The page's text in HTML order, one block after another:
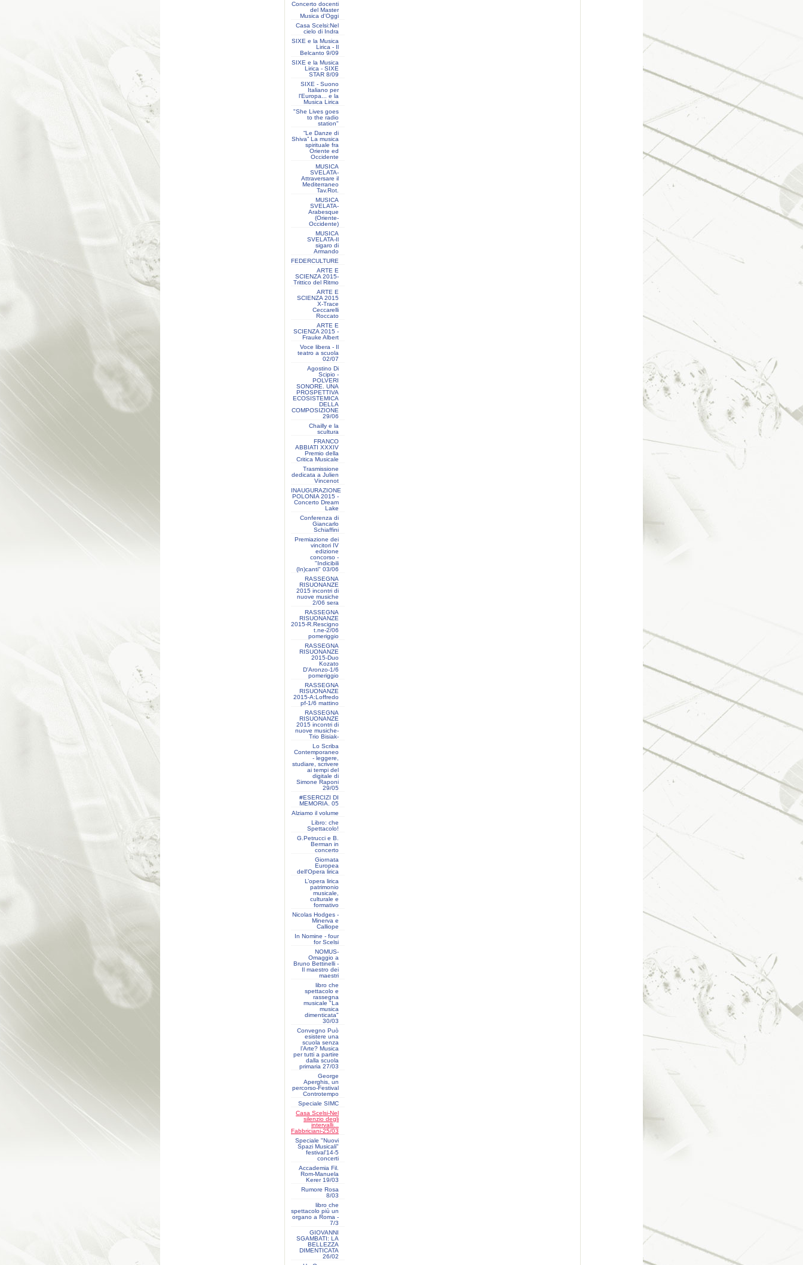
Concerto docenti
del Master
Musica d'Oggi
Casa Scelsi:Nel
cielo di Indra
SIXE e la Musica
Lirica - Il
Belcanto 9/09
SIXE e la Musica
Lirica - SIXE
STAR 8/09
SIXE - Suono
Italiano per
l'Europa... e la
Musica Lirica
"She Lives goes
to the radio
station"
“Le Danze di
Shiva” La musica
spirituale fra
Oriente ed
Occidente
MUSICA
SVELATA-
Attraversare il
Mediterraneo
Tav.Rot.
MUSICA
SVELATA-
Arabesque
(Oriente-
Occidente)
MUSICA
SVELATA-Il
sigaro di
Armando
FEDERCULTURE
ARTE E
SCIENZA 2015-
Trittico del Ritmo
ARTE E
SCIENZA 2015
X-Trace
Ceccarelli
Roccato
ARTE E
SCIENZA 2015 -
Frauke Albert
Voce libera - Il
teatro a scuola
02/07
Agostino Di
Scipio -
POLVERI
SONORE. UNA
PROSPETTIVA
ECOSISTEMICA
DELLA
COMPOSIZIONE
29/06
Chailly e la
scultura
FRANCO
ABBIATI XXXIV
Premio della
Critica Musicale
Trasmissione
dedicata a Julien
Vincenot
INAUGURAZIONE
POLONIA 2015 -
Concerto Dream
Lake
Conferenza di
Giancarlo
Schiaffini
Premiazione dei
vincitori IV
edizione
concorso -
"Indicibili
(In)canti" 03/06
RASSEGNA
RISUONANZE
2015 incontri di
nuove musiche
2/06 sera
RASSEGNA
RISUONANZE
2015-R.Rescigno
t.ne-2/06
pomeriggio
RASSEGNA
RISUONANZE
2015-Duo
Kozato
D'Aronzo-1/6
pomeriggio
RASSEGNA
RISUONANZE
2015-A:Loffredo
pf-1/6 mattino
RASSEGNA
RISUONANZE
2015 incontri di
nuove musiche-
Trio Bisiak-
Lo Scriba
Contemporaneo
- leggere,
studiare, scrivere
ai tempi del
digitale di
Simone Raponi
29/05
#ESERCIZI DI
MEMORIA. 05
Alziamo il volume
Libro: che
Spettacolo!
G.Petrucci e B.
Berman in
concerto
Giornata
Europea
dell'Opera lirica
L’opera lirica
patrimonio
musicale,
culturale e
formativo
Nicolas Hodges -
Minerva e
Calliope
In Nomine - four
for Scelsi
NOMUS-
Omaggio a
Bruno Bettinelli -
Il maestro dei
maestri
libro che
spettacolo e
rassegna
musicale "La
musica
dimenticata"
30/03
Convegno Può
esistere una
scuola senza
l’Arte? Musica
per tutti a partire
dalla scuola
primaria 27/03
George
Aperghis, un
percorso-Festival
Controtempo
Speciale SIMC
Casa Scelsi-Nel
silenzio degli
intervalli...
Fabbriciani-25/03
Speciale "Nuovi
Spazi Musicali"
festival'14-5
concerti
Accademia Fil.
Rom-Manuela
Kerer 19/03
Rumore Rosa
8/03
libro che
spettacolo più un
organo a Roma -
7/3
GIOVANNI
SGAMBATI: LA
BELLEZZA
DIMENTICATA
26/02